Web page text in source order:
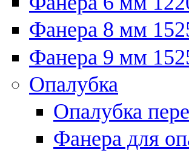
Фанера 8 мм
Фанера 9 мм
Опалубка
Опалубка
Фанера для